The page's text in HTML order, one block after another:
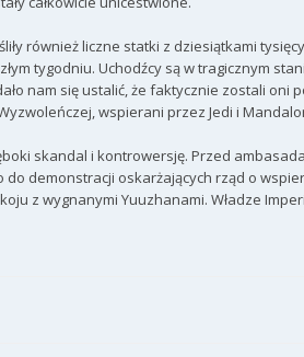
również liczne statki z dziesiątkami
tygodniu. Uchodźcy są w tragicznym
nam się ustalić, że faktycznie zostali oni
wspierani przez Jedi i
skandal i kontrowersję. Przed
do demonstracji oskarżających rząd o
z wygnanymi Yuuzhanami. Władze